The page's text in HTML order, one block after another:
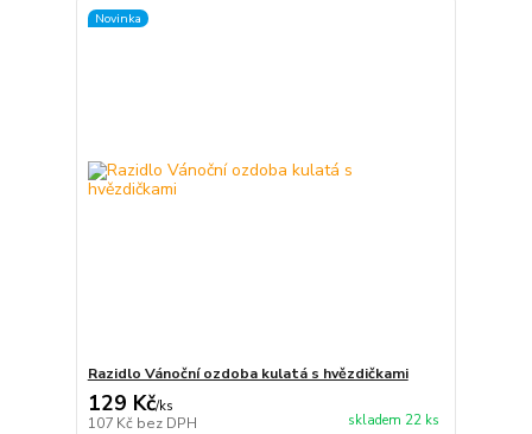
Novinka
Razidlo Vánoční ozdoba kulatá s hvězdičkami
129 Kč/ks
107 Kč bez DPH skladem 22 ks